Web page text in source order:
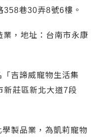
358巷30弄8號6樓。
，地址：台南市永康
吉諦威寵物生活集
新莊區新北大道7段
製品業，為凱莉寵物